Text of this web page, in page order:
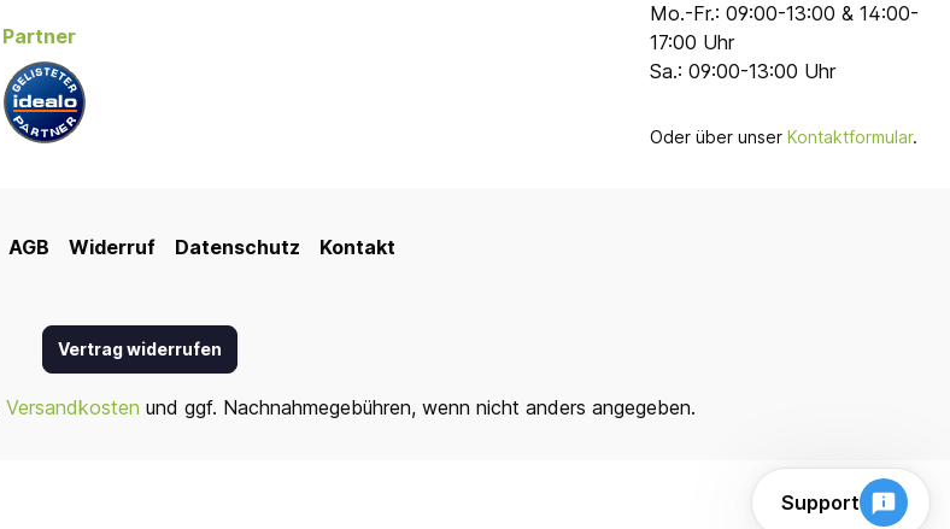
Partner
Mo.-Fr.: 09:00-13:00 & 14:00-
17:00 Uhr
Sa.: 09:00-13:00 Uhr
Oder über unserKontaktformular.
AGB Widerruf Datenschutz Kontakt
Vertrag widerrufen
Versandkosten und ggf. Nachnahmegebühren, wenn nicht anders angegeben.
Support